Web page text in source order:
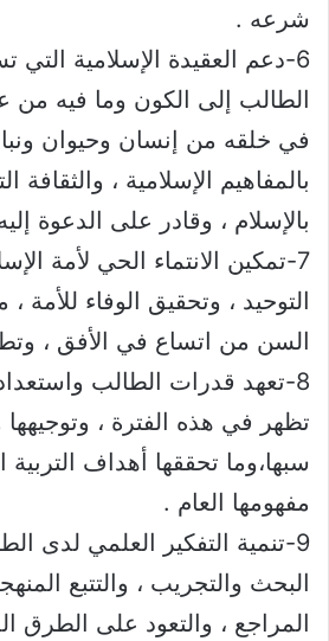
شرعه .
6-دعم العقيدة الإسلامية التي
الطالب إلى الكون وما فيه من
في خلقه من إنسان وحيوان
بالمفاهيم الإسلامية ، والثقافة
بالإسلام ، وقادر على الدعوة
7-تمكين الانتماء الحي لأمة
التوحيد ، وتحقيق الوفاء للأمة
السن من اتساع في الأفق ،
8-تعهد قدرات الطالب
تظهر في هذه الفترة ، وتوجيهها
سبها،وما تحققها أهداف التربية
مفهومها العام .
9-تنمية التفكير العلمي لدى
البحث والتجريب ، والتتبع
المراجع ، والتعود على الطرق